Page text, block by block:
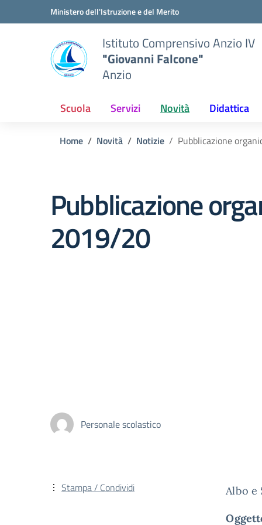
Vai ai contenuti
Vai al menu di navigazioneMinistero dell'Istruzione e del Merito
Istituto Comprensivo Anzio IV
"Giovanni Falcone"
Anzio
Scuola Servizi Novità Didattica
Home Novità Notizie Pubblicazione
Pubblicazione
2019/20
Personale scolastico
Albo e
Stampa / Condividi